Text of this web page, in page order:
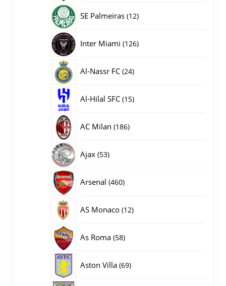
SE Palmeiras 1212
Inter Miami 126126
Al-Nassr FC 2424
Al-Hilal SFC 1515
AC Milan 186186
Ajax 5353
Arsenal 460460
AS Monaco 1212
As Roma 5858
Aston Villa 6969